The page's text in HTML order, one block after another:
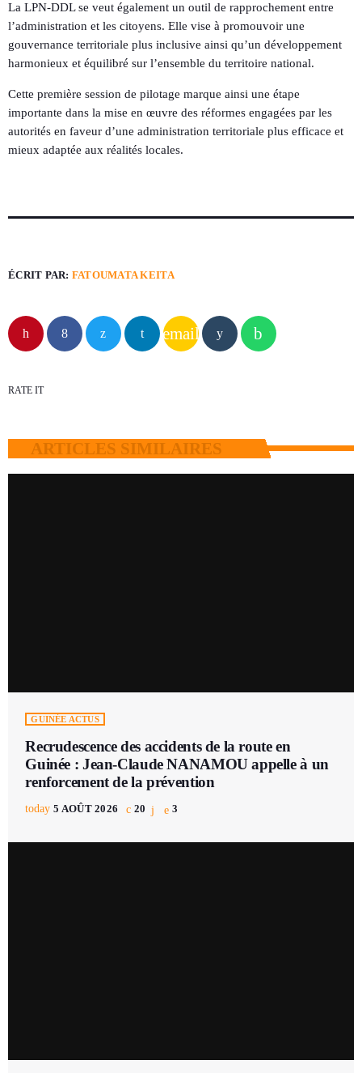
La LPN-DDL se veut également un outil de rapprochement entre
l’administration et les citoyens. Elle vise à promouvoir une
gouvernance territoriale plus inclusive ainsi qu’un développement
harmonieux et équilibré sur l’ensemble du territoire national.
Cette première session de pilotage marque ainsi une étape
importante dans la mise en œuvre des réformes engagées par les
autorités en faveur d’une administration territoriale plus efficace et
mieux adaptée aux réalités locales.
ÉCRIT PAR: FATOUMATA KEITA
email
RATE IT
ARTICLES SIMILAIRES
GUINÉE ACTUS
Recrudescence des accidents de la route en
Guinée : Jean-Claude NANAMOU appelle à un
renforcement de la prévention
today 5 AOÛT 2026 20 3